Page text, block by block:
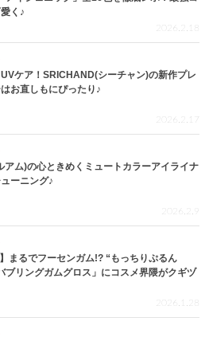
く♪
2026.2.18
ケア！SRICHAND(シーチャン)の新作プレ
お直しもにぴったり♪
2026.2.17
アム)の心ときめくミュートカラーアイライナ
ーニング♪
2026.2.9
まるでフーセンガム!? “もっちりぷるん
ブリングガムグロス」にコスメ界隈がクギヅ
2026.1.28